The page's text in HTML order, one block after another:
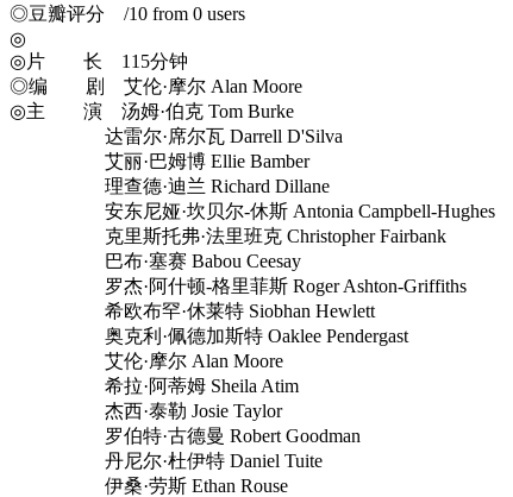
◎豆瓣评分 /10 from 0 users
◎
◎片 长 115分钟
◎编 剧 艾伦·摩尔 Alan Moore
◎主 演 汤姆·伯克 Tom Burke
达雷尔·席尔瓦 Darrell D'Silva
艾丽·巴姆博 Ellie Bamber
理查德·迪兰 Richard Dillane
安东尼娅·坎贝尔-休斯 Antonia Campbell-Hughes
克里斯托弗·法里班克 Christopher Fairbank
巴布·塞赛 Babou Ceesay
罗杰·阿什顿-格里菲斯 Roger Ashton-Griffiths
希欧布罕·休莱特 Siobhan Hewlett
奥克利·佩德加斯特 Oaklee Pendergast
艾伦·摩尔 Alan Moore
希拉·阿蒂姆 Sheila Atim
杰西·泰勒 Josie Taylor
罗伯特·古德曼 Robert Goodman
丹尼尔·杜伊特 Daniel Tuite
伊桑·劳斯 Ethan Rouse